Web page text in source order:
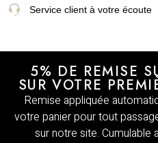
Service client à votre écoute
5% DE REMISE
SUR VOTRE
Remise appliquée
votre panier pour tout
sur notre site.